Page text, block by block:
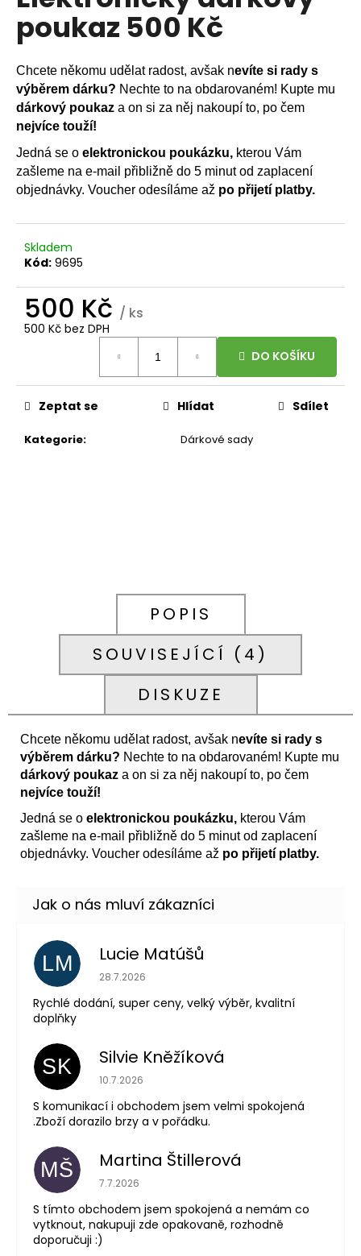
5
hvězdiček.
poukaz 500 Kč
Chcete někomu udělat radost, avšak nevíte si rady s
výběrem dárku? Nechte to na obdarovaném! Kupte mu
dárkový poukaz a on si za něj nakoupí to, po čem
nejvíce touží!
Jedná se o elektronickou poukázku, kterou Vám
zašleme na e-mail přibližně do 5 minut od zaplacení
objednávky. Voucher odesíláme až po přijetí platby.
Skladem
Kód: 9695
500 Kč / ks
500 Kč bez DPH
DO KOŠÍKU
Kategorie: Dárkové sady
Zeptat se Hlídat Sdílet
A
POPIS
SOUVISEJÍCÍ (4)
DISKUZE
Chcete někomu udělat radost, avšak nevíte si rady s
výběrem dárku? Nechte to na obdarovaném! Kupte mu
dárkový poukaz a on si za něj nakoupí to, po čem
nejvíce touží!
Jedná se o elektronickou poukázku, kterou Vám
zašleme na e-mail přibližně do 5 minut od zaplacení
objednávky. Voucher odesíláme až po přijetí platby.
LM Lucie Matúšů
Hodnocení obchodu je 5 z 5 hvězdiček.
28.7.2026
Rychlé dodání, super ceny, velký výběr, kvalitní
doplňky
SK Silvie Kněžíková
Hodnocení obchodu je 5 z 5 hvězdiček.
10.7.2026
S komunikací i obchodem jsem velmi spokojená
.Zboží dorazilo brzy a v pořádku.
MŠ Martina Štillerová
Hodnocení obchodu je 5 z 5 hvězdiček.
7.7.2026
S tímto obchodem jsem spokojená a nemám co
vytknout, nakupuji zde opakovaně, rozhodně
doporučuji :)
a
j
í
t
?
HLEDAT
D
p
o
u
e
m